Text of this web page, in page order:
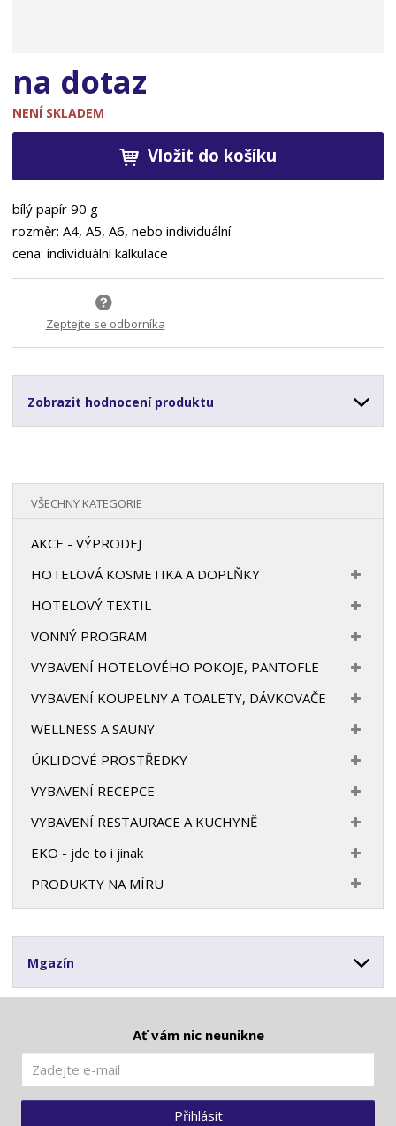
na dotaz
NENÍ SKLADEM
Vložit do košíku
bílý papír 90 g
rozměr: A4, A5, A6, nebo individuální
cena: individuální kalkulace
Zeptejte se odborníka
Zobrazit hodnocení produktu
VŠECHNY KATEGORIE
AKCE - VÝPRODEJ
HOTELOVÁ KOSMETIKA A DOPLŇKY
HOTELOVÝ TEXTIL
VONNÝ PROGRAM
VYBAVENÍ HOTELOVÉHO POKOJE, PANTOFLE
VYBAVENÍ KOUPELNY A TOALETY, DÁVKOVAČE
WELLNESS A SAUNY
ÚKLIDOVÉ PROSTŘEDKY
VYBAVENÍ RECEPCE
VYBAVENÍ RESTAURACE A KUCHYNĚ
EKO - jde to i jinak
PRODUKTY NA MÍRU
Mgazín
Ať vám nic neunikne
Přihlásit